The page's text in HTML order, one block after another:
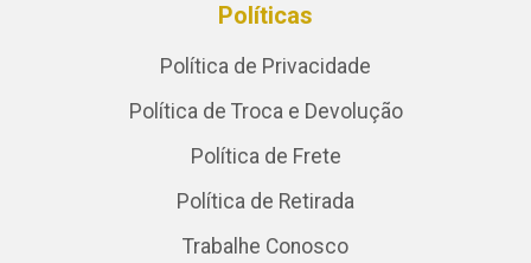
Políticas
Política de Privacidade
Política de Troca e Devolução
Política de Frete
Política de Retirada
Trabalhe Conosco